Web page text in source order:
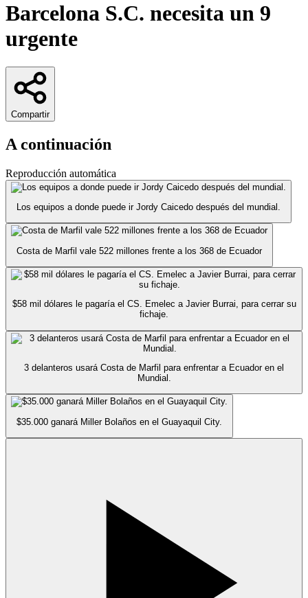
Barcelona S.C. necesita un 9
urgente
Compartir
A continuación
Reproducción automática
Los equipos a donde puede ir Jordy Caicedo después del mundial.
Costa de Marfil vale 522 millones frente a los 368 de Ecuador
$58 mil dólares le pagaría el CS. Emelec a Javier Burrai, para cerrar su
fichaje.
3 delanteros usará Costa de Marfil para enfrentar a Ecuador en el
Mundial.
$35.000 ganará Miller Bolaños en el Guayaquil City.